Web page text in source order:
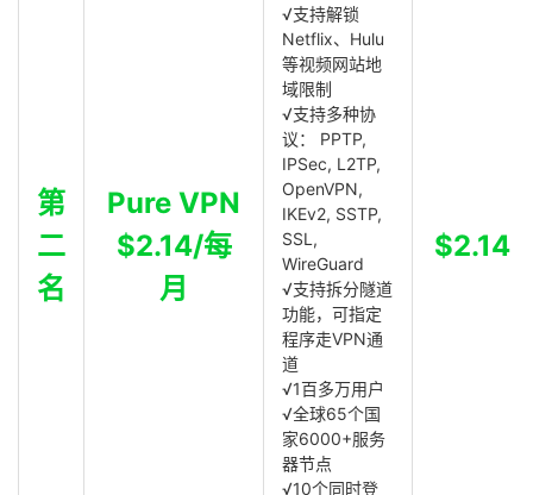
第
二
名
Pure VPN
$2.14/每
月
√支持解锁
Netflix、Hulu
等视频网站地
域限制
√支持多种协
议： PPTP,
IPSec, L2TP,
OpenVPN,
IKEv2, SSTP,
SSL,
WireGuard
√支持拆分隧道
功能，可指定
程序走VPN通
道
√1百多万用户
√全球65个国
家6000+服务
器节点
√10个同时登
$2.14